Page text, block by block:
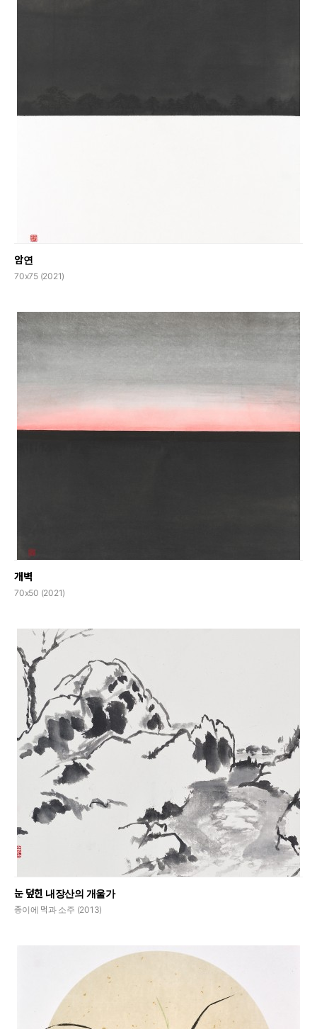
암연
70x75 (2021)
개벽
70x50 (2021)
눈 덮힌 내장산의 개울가
종이에 먹과 소주 (2013)